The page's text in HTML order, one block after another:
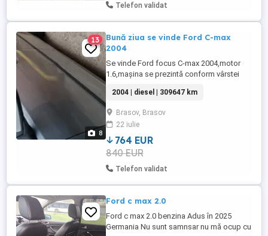
Telefon validat
8
13
Bună ziua se vinde Ford C-max
2004
Se vinde Ford focus C-max 2004,motor
1.6,mașina se prezintă conform vârstei
înălțime,volan reglabil, parbriz și luneta
încălzire, AC funcțional,4 geamuri
electrice, închidere centraliată.Mai multe
detalii la telefon. PRIMUL VENIT PRIMUL
SERVIT LA FAȚA LOCULUI ...
2004 | diesel | 309647 km
Brasov, Brasov
22 iulie
764 EUR
840 EUR
Telefon validat
Ford c max 2.0
Ford c max 2.0 benzina Adus în 2025
Germania Nu sunt samnsar nu mă ocup cu